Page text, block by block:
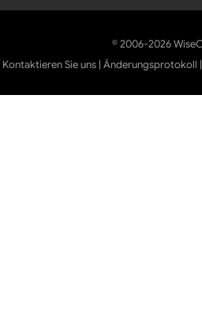
© 2006-2026
Kontaktieren Sie uns |Änderungsprotokoll